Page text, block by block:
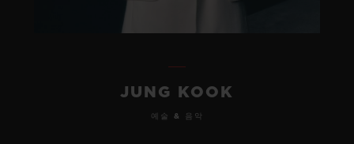
JUNG KOOK
예술 & 음악